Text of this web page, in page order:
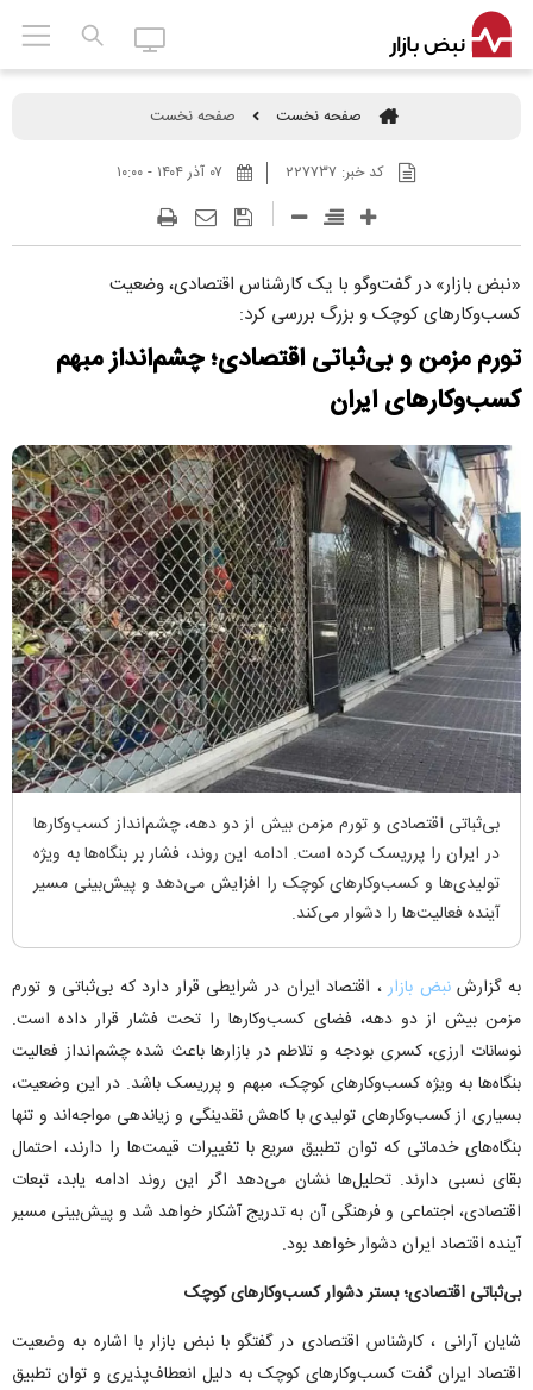
صفحه نخست صفحه نخست
کد خبر:۲۲۷۷۳۷ ۰۷ آذر ۱۴۰۴ - ۱۰:۰۰
«نبض بازار» در گفت‌و‌گو با یک کارشناس اقتصادی، وضعیت
کسب‌وکار‌های کوچک و بزرگ بررسی کرد:
تورم مزمن و بی‌ثباتی اقتصادی؛ چشم‌انداز مبهم
کسب‌وکار‌های ایران
بی‌ثباتی اقتصادی و تورم مزمن بیش از دو دهه، چشم‌انداز کسب‌وکارها
در ایران را پرریسک کرده است. ادامه این روند، فشار بر بنگاه‌ها به ویژه
تولیدی‌ها و کسب‌وکارهای کوچک را افزایش می‌دهد و پیش‌بینی مسیر
آینده فعالیت‌ها را دشوار می‌کند.
به گزارشنبض بازار، اقتصاد ایران در شرایطی قرار دارد که بی‌ثباتی و تورم
مزمن بیش از دو دهه، فضای کسب‌وکارها را تحت فشار قرار داده است.
نوسانات ارزی، کسری بودجه و تلاطم در بازارها باعث شده چشم‌انداز فعالیت
بنگاه‌ها به ویژه کسب‌وکارهای کوچک، مبهم و پرریسک باشد. در این وضعیت،
بسیاری از کسب‌وکارهای تولیدی با کاهش نقدینگی و زیاندهی مواجه‌اند و تنها
بنگاه‌های خدماتی که توان تطبیق سریع با تغییرات قیمت‌ها را دارند، احتمال
بقای نسبی دارند. تحلیل‌ها نشان می‌دهد اگر این روند ادامه یابد، تبعات
اقتصادی، اجتماعی و فرهنگی آن به تدریج آشکار خواهد شد و پیش‌بینی مسیر
آینده اقتصاد ایران دشوار خواهد بود.
بی‌ثباتی اقتصادی؛ بستر دشوار کسب‌وکار‌های کوچک
شایان آرانی ، کارشناس اقتصادی در گفتگو با نبض بازار با اشاره به وضعیت
اقتصاد ایران گفت کسب‌وکارهای کوچک به دلیل انعطاف‌پذیری و توان تطبیق